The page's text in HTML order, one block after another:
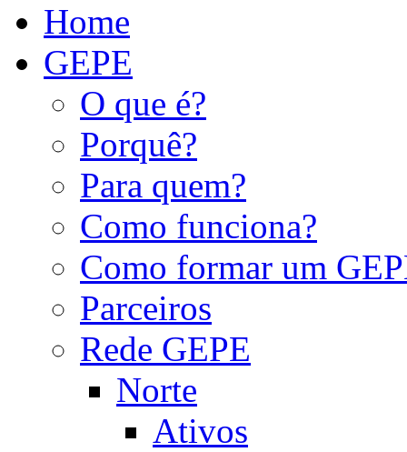
Home
GEPE
O que é?
Porquê?
Para quem?
Como funciona?
Como formar um
Parceiros
Rede GEPE
Norte
Ativos